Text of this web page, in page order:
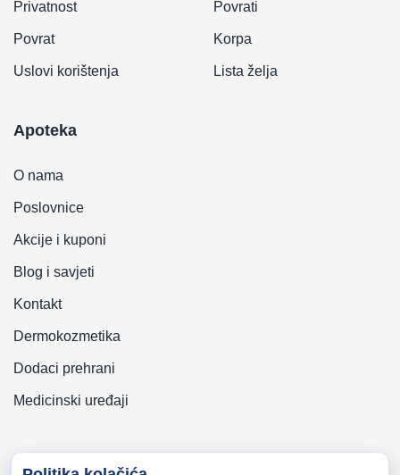
Privatnost
Povrat
Uslovi korištenja
Povrati
Korpa
Lista želja
Apoteka
O nama
Poslovnice
Akcije i kuponi
Blog i savjeti
Kontakt
Dermokozmetika
Dodaci prehrani
Medicinski uređaji